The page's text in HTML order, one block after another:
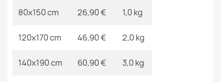
Tappeto BONO Orso, palloncini crema / grigio chiaro
Riferimenti Specifici
80x150 cm 26,90 € 1,0 kg
120x170 cm 46,90 € 2,0 kg
140x190 cm 60,90 € 3,0 kg